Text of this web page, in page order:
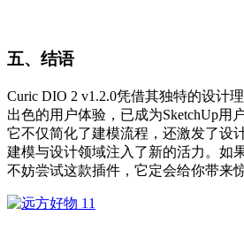
五、结语
Curic DIO 2 v1.2.0凭借其独特的设计理
出色的用户体验，已成为SketchUp用户
它不仅简化了建模流程，还激发了设计
建模与设计领域注入了新的活力。如果
不妨尝试这款插件，它定会给你带来惊喜